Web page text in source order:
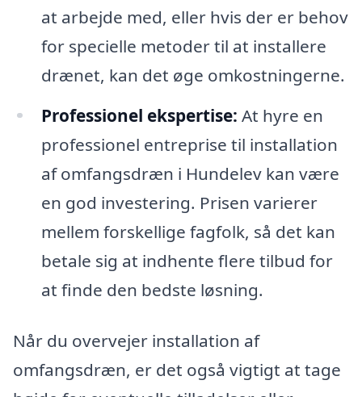
at arbejde med, eller hvis der er behov
for specielle metoder til at installere
drænet, kan det øge omkostningerne.
Professionel ekspertise: At hyre en
professionel entreprise til installation
af omfangsdræn i Hundelev kan være
en god investering. Prisen varierer
mellem forskellige fagfolk, så det kan
betale sig at indhente flere tilbud for
at finde den bedste løsning.
Når du overvejer installation af
omfangsdræn, er det også vigtigt at tage